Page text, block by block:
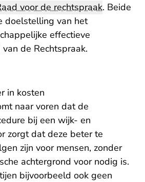
voor de rechtspraak. Beide
doelstelling van het
effectieve
de Rechtspraak.
in kosten
naar voren dat de
bij een wijk- en
zorgt dat deze beter te
zijn voor mensen, zonder
achtergrond voor nodig is.
bijvoorbeeld ook geen